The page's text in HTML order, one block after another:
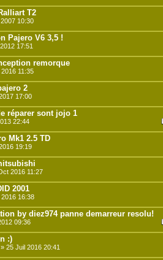
T2
10:30
Pajero V6 3,5 !
17:51
remorque
11:35
2
17:00
réparer sont jojo 1
22:44
Mk1 2.5 TD
19:19
2016 11:27
2001
16:38
by diez974 panne demarreur resolu!
09:36
:)
» 25 Juil 2016 20:41